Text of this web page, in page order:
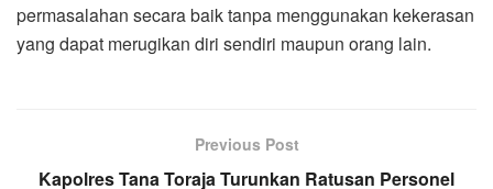
permasalahan secara baik tanpa menggunakan kekerasan
yang dapat merugikan diri sendiri maupun orang lain.
Previous Post
Kapolres Tana Toraja Turunkan Ratusan Personel